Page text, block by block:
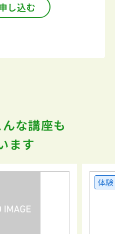
し込む
な講座も
ます
体験